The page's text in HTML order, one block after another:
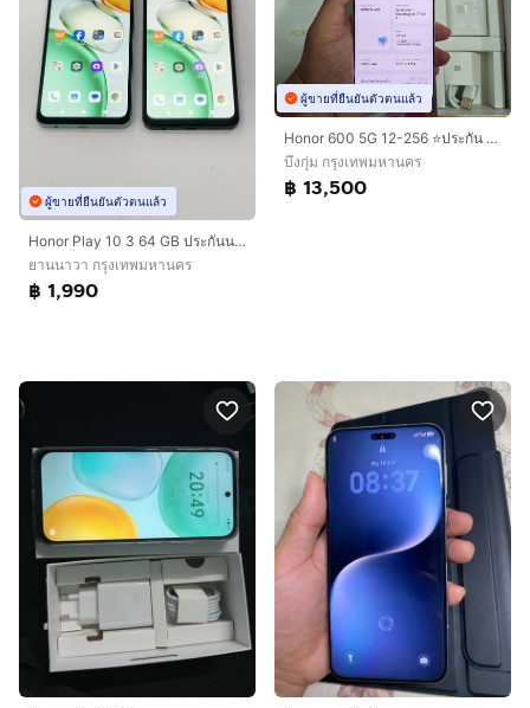
ผู้ขายที่ยืนยันตัวตนแล้ว
Honor Play 10 3 64 GB ประกันนาน สภาพเยี่ยม สแกนได้ ใช้งานได้ดี ราคาถูกใจ
ยานนาวา กรุงเทพมหานคร
฿ 1,990
ผู้ขายที่ยืนยันตัวตนแล้ว
Honor 600 5G 12-256 ⭐ประกัน TH ถึง 08-06-2571⭐
บึงกุ่ม กรุงเทพมหานคร
฿ 13,500